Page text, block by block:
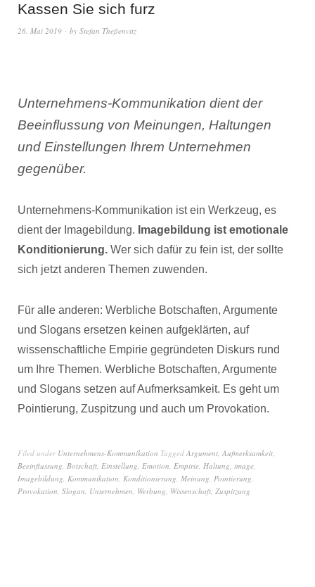
Kassen Sie sich furz
26. Mai 2019 by Stefan Theßenvitz
Unternehmens-Kommunikation dient der
Beeinflussung von Meinungen, Haltungen
und Einstellungen Ihrem Unternehmen
gegenüber.
Unternehmens-Kommunikation ist ein Werkzeug, es
dient der Imagebildung. Imagebildung ist emotionale
Konditionierung. Wer sich dafür zu fein ist, der sollte
sich jetzt anderen Themen zuwenden.
Für alle anderen: Werbliche Botschaften, Argumente
und Slogans ersetzen keinen aufgeklärten, auf
wissenschaftliche Empirie gegründeten Diskurs rund
um Ihre Themen. Werbliche Botschaften, Argumente
und Slogans setzen auf Aufmerksamkeit. Es geht um
Pointierung, Zuspitzung und auch um Provokation.
Filed under Unternehmens-Kommunikation Tagged Argument, Aufmerksamkeit,
Beeinflussung, Botschaft, Einstellung, Emotion, Empirie, Haltung, image,
Imagebildung, Kommunikation, Konditionierung, Meinung, Pointierung,
Provokation, Slogan, Unternehmen, Werbung, Wissenschaft, Zuspitzung